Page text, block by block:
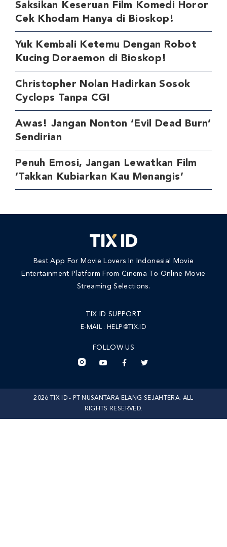
Saksikan Keseruan Film Komedi Horor
Cek Khodam Hanya di Bioskop!
Yuk Kembali Ketemu Dengan Robot
Kucing Doraemon di Bioskop!
Christopher Nolan Hadirkan Sosok
Cyclops Tanpa CGI
Awas! Jangan Nonton ‘Evil Dead Burn’
Sendirian
Penuh Emosi, Jangan Lewatkan Film
‘Takkan Kubiarkan Kau Menangis’
Best App For Movie Lovers In Indonesia! Movie
Entertainment Platform From Cinema To Online Movie
Streaming Selections.
TIX ID SUPPORT
E-MAIL : HELP@TIX.ID
FOLLOW US
2026 TIX ID - PT NUSANTARA ELANG SEJAHTERA. ALL
RIGHTS RESERVED.